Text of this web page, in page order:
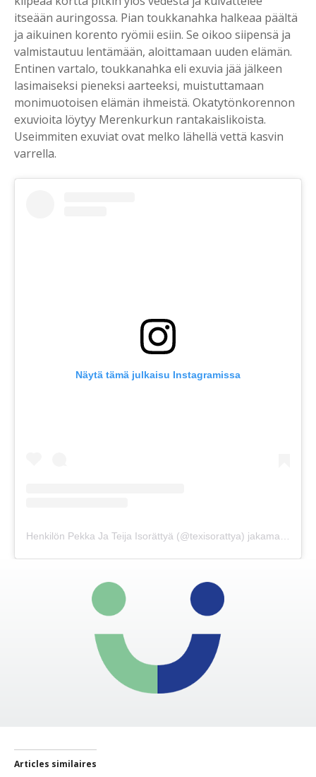
itseään auringossa. Pian toukkanahka halkeaa päältä
ja aikuinen korento ryömii esiin. Se oikoo siipensä ja
valmistautuu lentämään, aloittamaan uuden elämän.
Entinen vartalo, toukkanahka eli exuvia jää jälkeen
lasimaiseksi pieneksi aarteeksi, muistuttamaan
monimuotoisen elämän ihmeistä. Okatytönkorennon
exuvioita löytyy Merenkurkun rantakaislikoista.
Useimmiten exuviat ovat melko lähellä vettä kasvin
varrella.
Näytä tämä julkaisu Instagramissa
Henkilön Pekka Ja Teija Isorättyä (@texisorattya) jakama julkaisu
Articles similaires